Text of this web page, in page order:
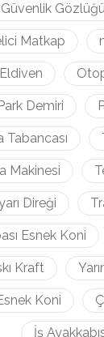
Matkap
Demiri
Tabancası
Makinesi
Direği
Esnek Koni
Kraft
Koni
İş